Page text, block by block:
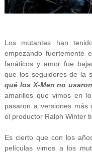
Los mutantes han
empezando fuertemente
fanáticos y amor fue
que los seguidores de la
qué los X-Men no
amarillos que vimos en
pasaron a versiones más
el productor Ralph Winter
Es cierto que con los
películas vimos a los